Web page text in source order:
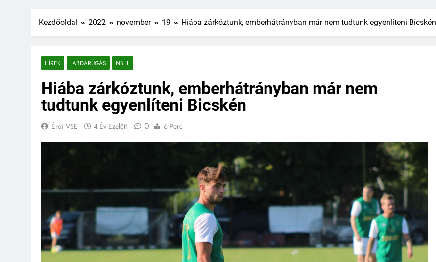
Kezdőoldal 2022 november 19 Hiába zárkóztunk, emberhátrányban már nem tudtunk egyenlíteni Bicskén
HÍREK LABDARÚGÁS NB III
Hiába zárkóztunk, emberhátrányban már nem
tudtunk egyenlíteni Bicskén
Érdi VSE 4 Év Ezelőtt 0 6 Perc